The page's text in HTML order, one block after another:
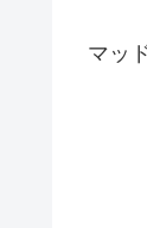
マッ